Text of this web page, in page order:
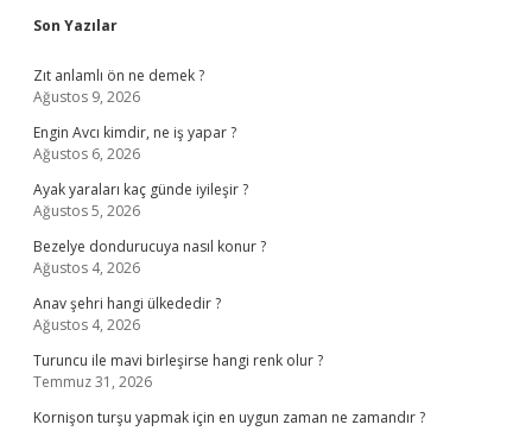
Sidebar
Son Yazılar
Zıt anlamlı ön ne demek ?
Ağustos 9, 2026
Engin Avcı kimdir, ne iş yapar ?
Ağustos 6, 2026
Ayak yaraları kaç günde iyileşir ?
Ağustos 5, 2026
Bezelye dondurucuya nasıl konur ?
Ağustos 4, 2026
Anav şehri hangi ülkededir ?
Ağustos 4, 2026
Turuncu ile mavi birleşirse hangi renk olur ?
Temmuz 31, 2026
Kornişon turşu yapmak için en uygun zaman ne zamandır ?